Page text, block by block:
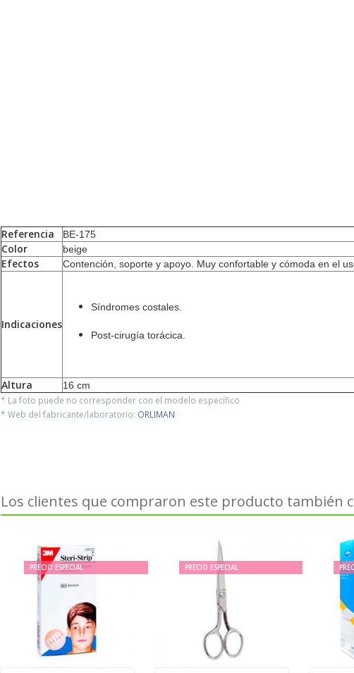
Referencia BE-175
Color beige
Efectos Contención, soporte y apoyo. Muy confortable y cómoda en el
Indicaciones
Síndromes costales.
Post-cirugía torácica.
Altura
16 cm
* La foto puede no corresponder con el modelo específico
* Web del fabricante/laboratorio: ORLIMAN
Los clientes que compraron este producto también
PRECIO ESPECIAL PRECIO ESPECIAL